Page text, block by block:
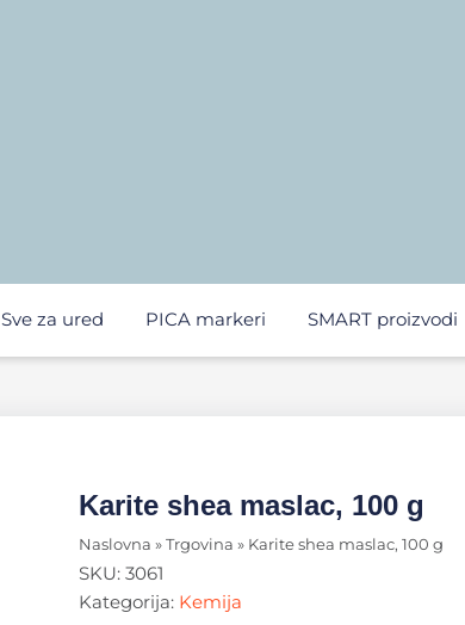
Sve za ured PICA markeri SMART proizvodi
Karite shea maslac, 100 g
Naslovna » Trgovina » Karite shea maslac, 100 g
SKU: 3061
Kategorija: Kemija